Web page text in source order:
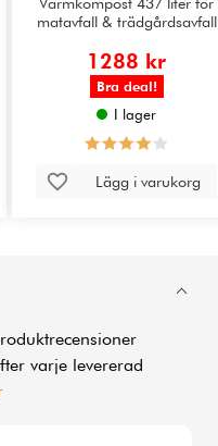
matavfall & trädgårdsavfall
1288 kr
Bra deal!
I lager
Lägg i varukorg
varje levererad